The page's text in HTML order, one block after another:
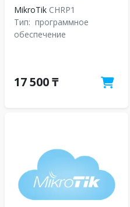
MikroTik CHRP1
Тип: программное
обеспечение
17 500 ₸